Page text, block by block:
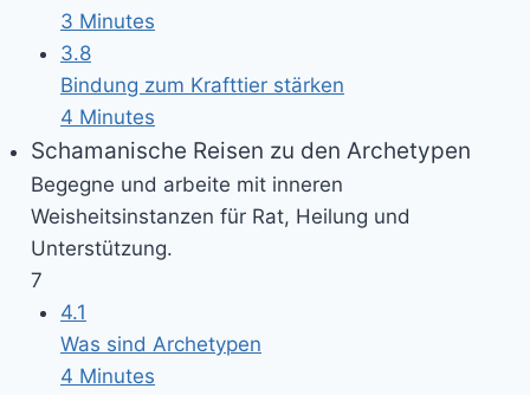
3 Minutes
3.8
Bindung zum Krafttier stärken
4 Minutes
Schamanische Reisen zu den Archetypen
Begegne und arbeite mit inneren
Weisheitsinstanzen für Rat, Heilung und
Unterstützung.
7
4.1
Was sind Archetypen
4 Minutes